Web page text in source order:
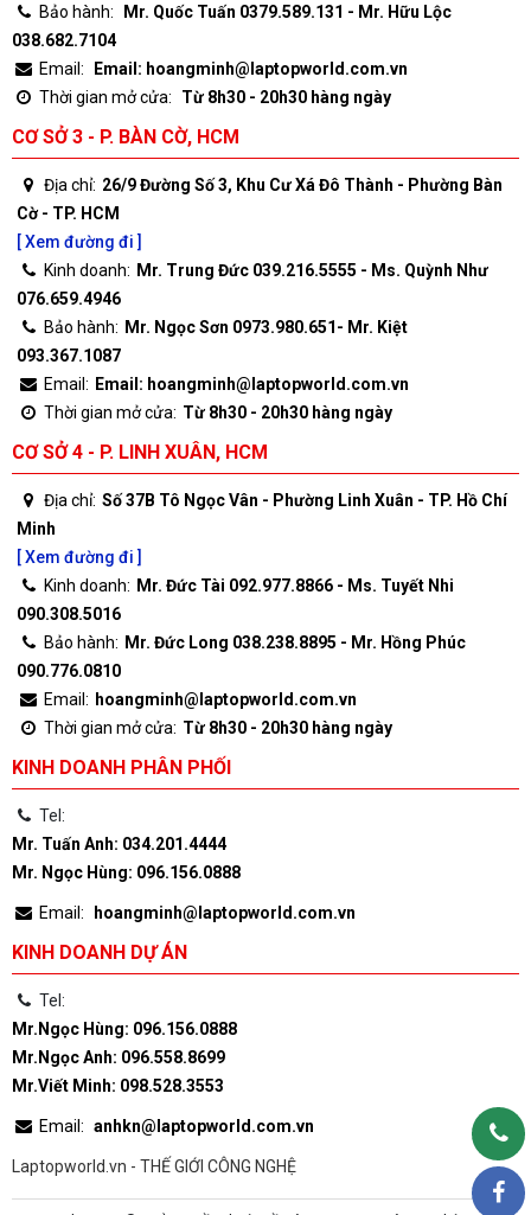
Bảo hành:
Mr. Quốc Tuấn 0379.589.131 - Mr. Hữu Lộc
038.682.7104
Email:
Email: hoangminh@laptopworld.com.vn
Thời gian mở cửa:
Từ 8h30 - 20h30 hàng ngày
CƠ SỞ 3 - P. BÀN CỜ, HCM
Địa chỉ: 26/9 Đường Số 3, Khu Cư Xá Đô Thành - Phường Bàn
Cờ - TP. HCM
[ Xem đường đi ]
Kinh doanh: Mr. Trung Đức 039.216.5555 - Ms. Quỳnh Như
076.659.4946
Bảo hành: Mr. Ngọc Sơn 0973.980.651- Mr. Kiệt
093.367.1087
Email: Email: hoangminh@laptopworld.com.vn
Thời gian mở cửa: Từ 8h30 - 20h30 hàng ngày
CƠ SỞ 4 - P. LINH XUÂN, HCM
Địa chỉ: Số 37B Tô Ngọc Vân - Phường Linh Xuân - TP. Hồ Chí
Minh
[ Xem đường đi ]
Kinh doanh: Mr. Đức Tài 092.977.8866 - Ms. Tuyết Nhi
090.308.5016
Bảo hành: Mr. Đức Long 038.238.8895 - Mr. Hồng Phúc
090.776.0810
Email: hoangminh@laptopworld.com.vn
Thời gian mở cửa: Từ 8h30 - 20h30 hàng ngày
KINH DOANH PHÂN PHỐI
Tel:
Mr. Tuấn Anh: 034.201.4444
Mr. Ngọc Hùng: 096.156.0888
Email: hoangminh@laptopworld.com.vn
KINH DOANH DỰ ÁN
Tel:
Mr.Ngọc Hùng: 096.156.0888
Mr.Ngọc Anh: 096.558.8699
Mr.Viết Minh: 098.528.3553
Email: anhkn@laptopworld.com.vn
Laptopworld.vn - THẾ GIỚI CÔNG NGHỆ